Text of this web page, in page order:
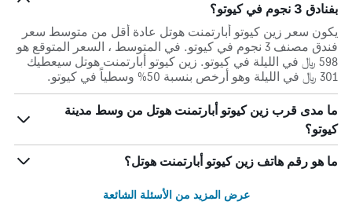
بفنادق 3 نجوم في كيوتو؟
يكون سعر زين كيوتو أبارتمنت هوتل عادة أقل من متوسط ​​سعر
فندق مصنف 3 نجوم في كيوتو. في المتوسط ، السعر المتوقع هو
598 ﷼ في الليلة في كيوتو. زين كيوتو أبارتمنت هوتل سيعطيك
301 ﷼ في الليلة وهو أرخص بنسبة 50% وسطياً في كيوتو.
ما مدى قرب زين كيوتو أبارتمنت هوتل من وسط مدينة
كيوتو؟
ما هو رقم هاتف زين كيوتو أبارتمنت هوتل؟
عرض المزيد من الأسئلة الشائعة